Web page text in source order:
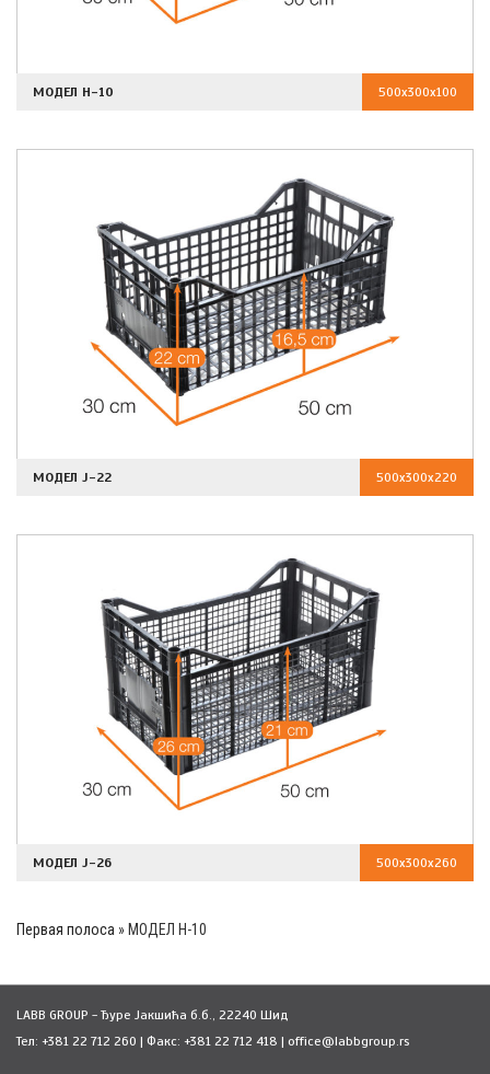
МОДЕЛ H-10 500x300x100
МОДЕЛ J-22 500x300x220
МОДЕЛ J-26 500x300x260
Первая полоса » МОДЕЛ H-10
LABB GROUP - Ђуре Јакшића б.б., 22240 Шид
Тел: +381 22 712 260 | Факс: +381 22 712 418 | office@labbgroup.rs